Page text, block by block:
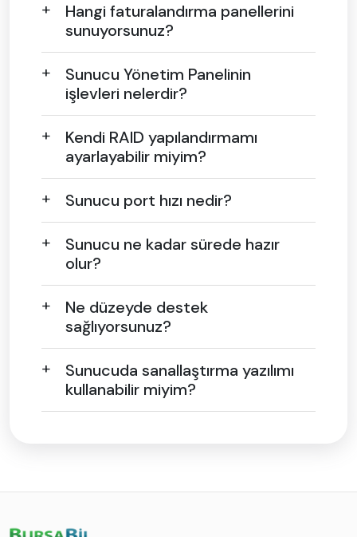
Hangi faturalandırma panellerini
sunuyorsunuz?
Sunucu Yönetim Panelinin
işlevleri nelerdir?
Kendi RAID yapılandırmamı
ayarlayabilir miyim?
Sunucu port hızı nedir?
Sunucu ne kadar sürede hazır
olur?
Ne düzeyde destek
sağlıyorsunuz?
Sunucuda sanallaştırma yazılımı
kullanabilir miyim?